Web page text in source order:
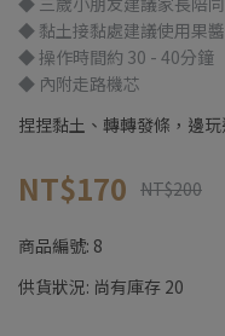
◆ 黏土接黏處建議使用果
◆ 操作時間約 30 - 40分鐘
◆ 內附走路機芯
捏捏黏土、轉轉發條，邊
NT$170 NT$200
商品編號: 8
供貨狀況: 尚有庫存 20